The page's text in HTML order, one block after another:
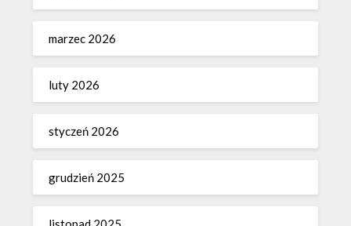
marzec 2026
luty 2026
styczeń 2026
grudzień 2025